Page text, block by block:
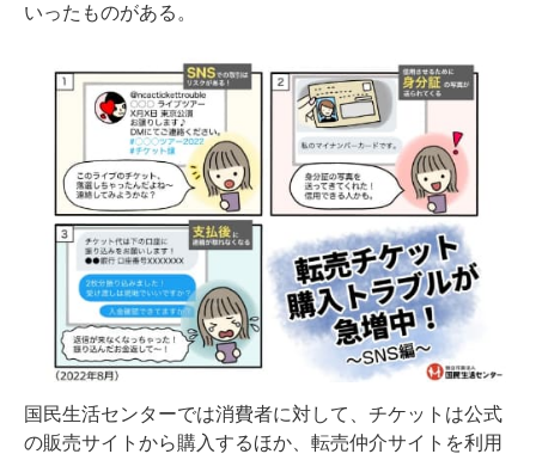
いったものがある。
国民生活センターでは消費者に対して、チケットは公式
の販売サイトから購入するほか、転売仲介サイトを利用